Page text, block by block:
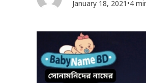
January 18, 2021 •4